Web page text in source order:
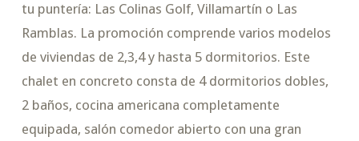
tu puntería: Las Colinas Golf, Villamartín o Las
Ramblas. La promoción comprende varios modelos
de viviendas de 2,3,4 y hasta 5 dormitorios. Este
chalet en concreto consta de 4 dormitorios dobles,
2 baños, cocina americana completamente
equipada, salón comedor abierto con una gran